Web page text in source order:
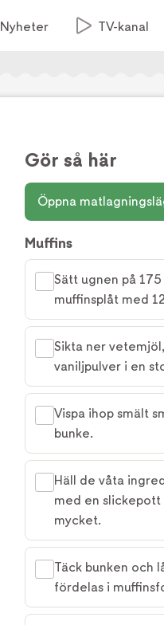
Nyheter TV-kanal
Gör så här
Öppna
Muffins
Sätt ugnen på
muffinsplåt med
Sikta ner
vaniljpulver i en
Vispa ihop smält
bunke.
Häll de våta
med en
mycket.
Täck bunken och
fördelas i